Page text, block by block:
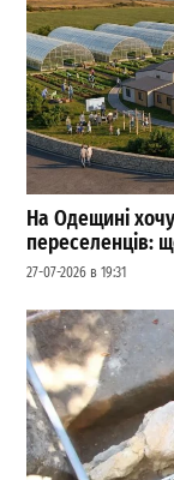
На Одещині
переселенців:
27-07-2026 в 19:31